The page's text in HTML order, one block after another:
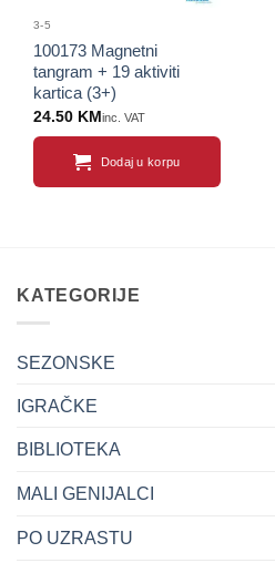
3-5
100173 Magnetni
tangram + 19 aktiviti
kartica (3+)
24.50 KM inc. VAT
Dodaj u korpu
KATEGORIJE
SEZONSKE
IGRAČKE
BIBLIOTEKA
MALI GENIJALCI
PO UZRASTU